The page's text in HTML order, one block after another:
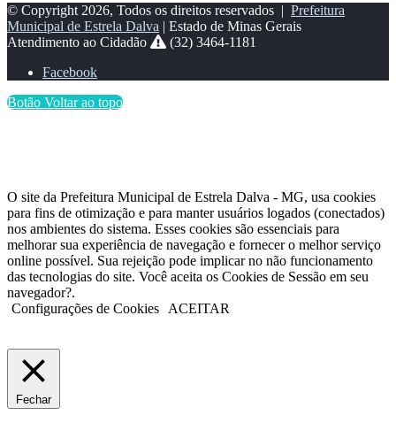
© Copyright 2026, Todos os direitos reservados | Prefeitura
Municipal de Estrela Dalva | Estado de Minas Gerais
Atendimento ao Cidadão
(32) 3464-1181
Facebook
Botão Voltar ao topo
O site da Prefeitura Municipal de Estrela Dalva - MG, usa cookies
para fins de otimização e para manter usuários logados (conectados)
nos ambientes do sistema. Esses cookies são essenciais para
melhorar sua experiência de navegação e fornecer o melhor serviço
online possível. Sua rejeição pode implicar no não funcionamento
das tecnologias do site. Você aceita os Cookies de Sessão em seu
navegador?.
Configurações de Cookies
ACEITAR
Fechar